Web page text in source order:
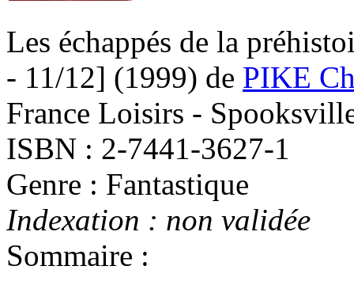
Les échappés de la
- 11/12] (1999) de PIKE
France Loisirs -
ISBN : 2-7441-3627-1
Genre : Fantastique
Indexation : non validée
Sommaire :